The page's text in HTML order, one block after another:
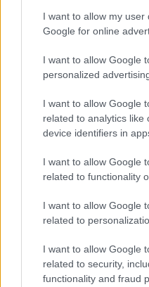
I want to allow my user
Google for online
I want to allow Google
personalized
I want to allow Google
related to analytics like
device identifiers in
I want to allow Google
related to functionality
I want to allow Google
related to
I want to allow Google
related to security,
functionality and fraud
začátku první závody
odstartuje další ročník
Kompletní fotogalerii
videí najdete zde:
Přihlaste se